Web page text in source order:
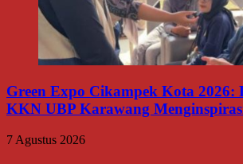
Green Expo Cikampek Kota 2026:
KKN UBP Karawang
7 Agustus 2026